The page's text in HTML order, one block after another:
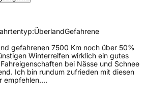
ÜberlandGefahrene
gefahrenen 7500 Km noch über 50%
Winterreifen wirklich ein gutes
bei Nässe und Schnee
Ich bin rundum zufrieden mit diesen
empfehlen....